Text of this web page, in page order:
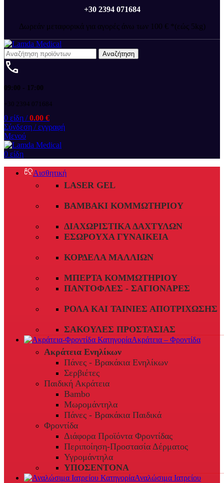
+30 2394 071684
Δωρεάν μεταφορικά για αγορές άνω των 100 € *(εώς 5kg)
Αναζήτηση
09:00 - 17:00
+30 2394 071684
0 είδη / 0.00 €
Σύνδεση / εγγραφή
Μενού
0 είδη
Αισθητική
LASER GEL
ΒΑΜΒΆΚΙ ΚΟΜΜΩΤΗΡΊΟΥ
ΔΙΑΧΩΡΙΣΤΙΚΆ ΔΑΧΤΎΛΩΝ
ΕΣΏΡΟΥΧΑ ΓΥΝΑΙΚΕΊΑ
ΚΟΡΔΈΛΑ ΜΑΛΛΙΏΝ
ΜΠΈΡΤΑ ΚΟΜΜΩΤΗΡΊΟΥ
ΠΑΝΤΌΦΛΕΣ - ΣΑΓΙΟΝΆΡΕΣ
ΡΟΛΆ ΚΑΙ ΤΑΙΝΊΕΣ ΑΠΟΤΡΊΧΩΣΗΣ
ΣΑΚΟΎΛΕΣ ΠΡΟΣΤΑΣΊΑΣ
Ακράτεια – Φροντίδα
Ακράτεια Ενηλίκων
Πάνες - Βρακάκια Ενηλίκων
Σερβιέτες
Παιδική Ακράτεια
Bambo
Μωρομάντηλα
Πάνες - Βρακάκια Παιδικά
Φροντίδα
Διάφορα Προϊόντα Φροντίδας
Περιποίηση-Προστασία Δέρματος
Υγρομάντηλα
ΥΠΟΣΕΝΤΟΝΑ
Αναλώσιμα Ιατρείου